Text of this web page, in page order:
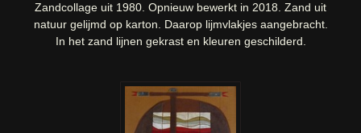
Zandcollage uit 1980. Opnieuw bewerkt in 2018. Zand uit
natuur gelijmd op karton. Daarop lijmvlakjes aangebracht.
In het zand lijnen gekrast en kleuren geschilderd.